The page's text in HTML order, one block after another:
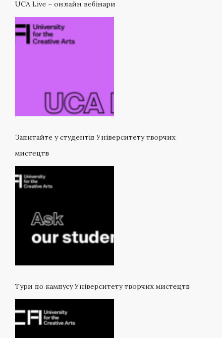
UCA Live – онлайн вебінари
Запитайте у студентів Університету творчих
мистецтв
Тури по кампусу Університету творчих мистецтв